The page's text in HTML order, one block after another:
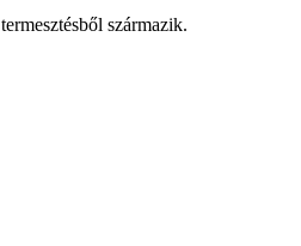
származik.